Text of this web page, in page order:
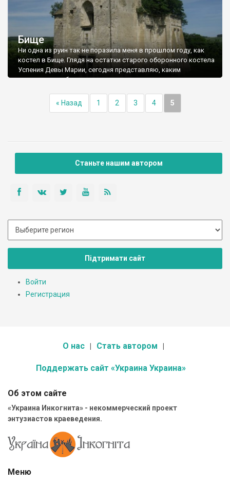
Бище
Ни одна из руин так не поразила меня в прошлом году, как
костел в Бище. Глядя на остатки старого оборонного костела
Успения Девы Марии, сегодня представляю, каким
совершенным было это чудо несколько веков назад, когда
храм в селе Бище для меня - любимая
достопримечательность костельной архитектуры после
« Назад 1 2 3 4 5
Станьте нашим автором
Підтримати сайт
Войти
Регистрация
О нас Стать автором
Поддержать сайт «Украина Украина»
Об этом сайте
«Украина Инкогнита» - некоммерческий проект
энтузиастов краеведения.
Меню